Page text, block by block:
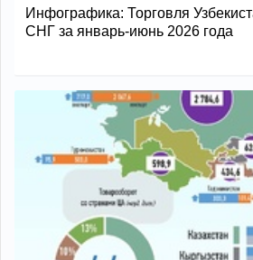
Инфографика: Торговля
СНГ за январь-июнь 2026 года